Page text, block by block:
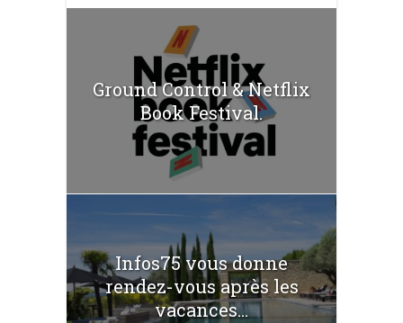
Ground Control & Netflix
Book Festival.
Infos75 vous donne
rendez-vous après les
vacances...